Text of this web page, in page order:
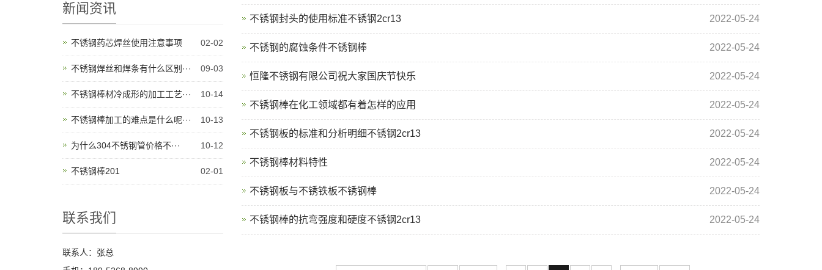
不锈钢封头的使用标准不锈钢2cr13 2022-05-24
不锈钢的腐蚀条件不锈钢棒 2022-05-24
恒隆不锈钢有限公司祝大家国庆节快乐 2022-05-24
不锈钢棒在化工领域都有着怎样的应用 2022-05-24
不锈钢板的标准和分析明细不锈钢2cr13 2022-05-24
不锈钢棒材料特性 2022-05-24
不锈钢板与不锈铁板不锈钢棒 2022-05-24
不锈钢棒的抗弯强度和硬度不锈钢2cr13 2022-05-24
新闻资讯
不锈钢药芯焊丝使用注意事项 02-02
不锈钢焊丝和焊条有什么区别··· 09-03
不锈钢棒材冷成形的加工工艺··· 10-14
不锈钢棒加工的难点是什么呢··· 10-13
为什么304不锈钢管价格不··· 10-12
不锈钢棒201 02-01
联系我们
联系人：张总